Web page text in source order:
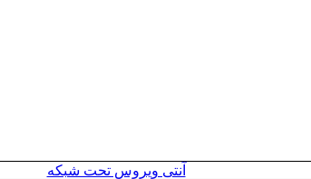
آنتی ویروس تحت شبکه